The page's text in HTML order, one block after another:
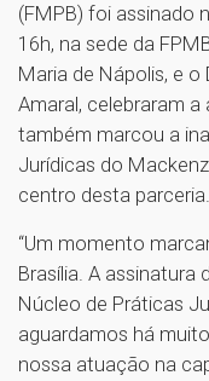
(FMPB) foi assinado
16h, na sede da
Maria de Nápolis, e
Amaral, celebraram
também marcou a
Jurídicas do
centro desta parceria.
“Um momento
Brasília. A
Núcleo de Práticas
aguardamos há
nossa atuação na